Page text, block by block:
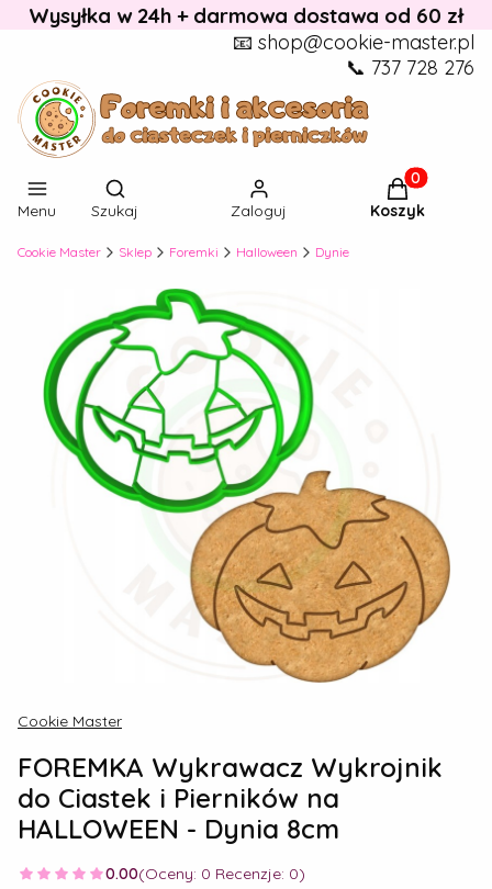
Wysyłka w 24h + darmowa dostawa od 60 zł
📧 shop@cookie-master.pl
📞 737 728 276
Menu
Otwórz wyszukiwarkę
Szukaj Zaloguj
Produkty w
Koszyk
Cookie Master Sklep Foremki Halloween Dynie
Cookie Master
FOREMKA Wykrawacz Wykrojnik
do Ciastek i Pierników na
HALLOWEEN - Dynia 8cm
0.00(Oceny: 0 Recenzje: 0)